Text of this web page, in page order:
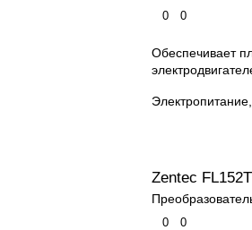
0 0
Обеспечивает
Zentec
0 0